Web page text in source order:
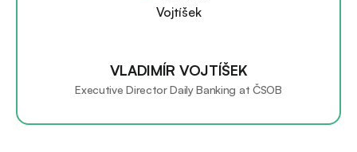
VLADIMÍR VOJTÍŠEK
Executive Director Daily Banking at ČSOB